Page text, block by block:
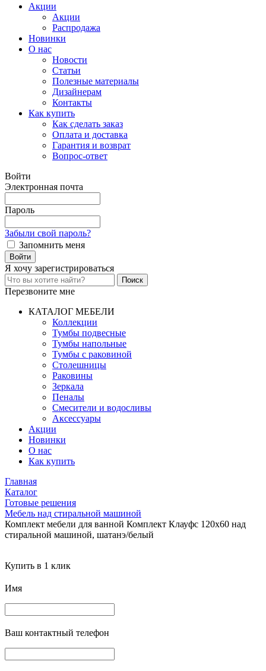
Акции
Акции
Распродажа
Новинки
О нас
Новости
Статьи
Полезные материалы
Дизайнерам
Контакты
Как купить
Как сделать заказ
Оплата и доставка
Гарантия и возврат
Вопрос-ответ
Войти
Электронная почта
Пароль
Забыли свой пароль?
Запомнить меня
Я хочу зарегистрироваться
Перезвоните мне
КАТАЛОГ МЕБЕЛИ
Коллекции
Тумбы подвесные
Тумбы напольные
Тумбы с раковиной
Столешницы
Раковины
Зеркала
Пеналы
Смесители и водосливы
Аксессуары
Акции
Новинки
О нас
Как купить
Главная
Каталог
Готовые решения
Мебель над стиральной машиной
Комплект мебели для ванной Комплект Клауфс 120х60 над
стиральной машиной, шатанэ/белый
Купить в 1 клик
Имя
Ваш контактный телефон